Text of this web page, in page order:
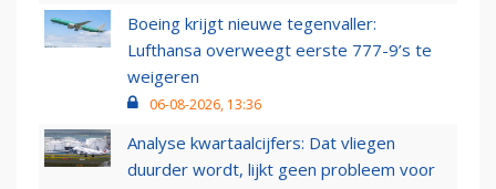
Boeing krijgt nieuwe tegenvaller:
Lufthansa overweegt eerste 777-9’s te
weigeren
06-08-2026, 13:36
Analyse kwartaalcijfers: Dat vliegen
duurder wordt, lijkt geen probleem voor